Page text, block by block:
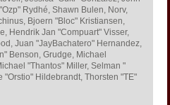
Rydhé, Shawn Bulen, Norv,
Bjoern "Bloc" Kristiansen,
Hendrik Jan "Compuart" Visser,
Juan "JayBachatero" Hernandez,
Benson, Grudge, Michael
"Thantos" Miller, Selman "
"Orstio" Hildebrandt, Thorsten "TE"